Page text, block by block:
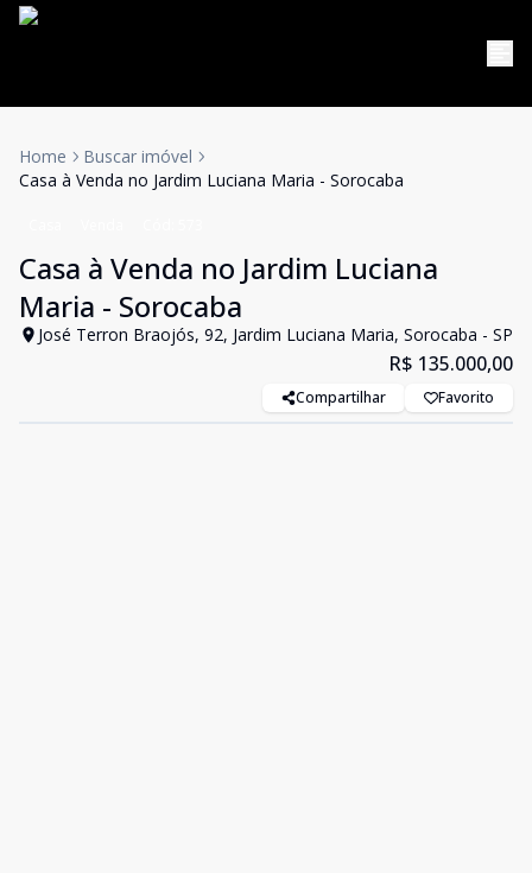
Home
Buscar imóvel
Casa à Venda no Jardim Luciana Maria - Sorocaba
Casa à Venda no Jardim Luciana
Maria - Sorocaba
José Terron Braojós, 92, Jardim Luciana Maria, Sorocaba - SP
R$ 135.000,00
Compartilhar Favorito